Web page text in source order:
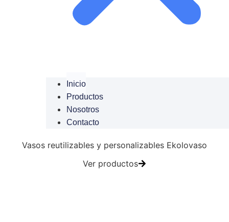
Inicio
Productos
Nosotros
Contacto
Vasos reutilizables y personalizables Ekolovaso
Ver productos